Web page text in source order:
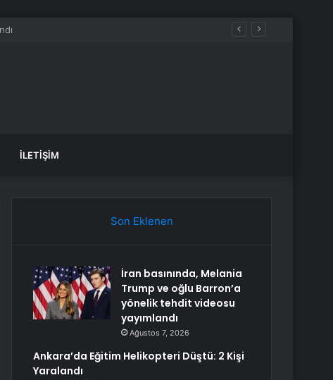
İLETIŞIM
Son Eklenen
İran basınında, Melania
Trump ve oğlu Barron’a
yönelik tehdit videosu
yayımlandı
Ağustos 7, 2026
Ankara’da Eğitim Helikopteri Düştü: 2 Kişi
Yaralandı